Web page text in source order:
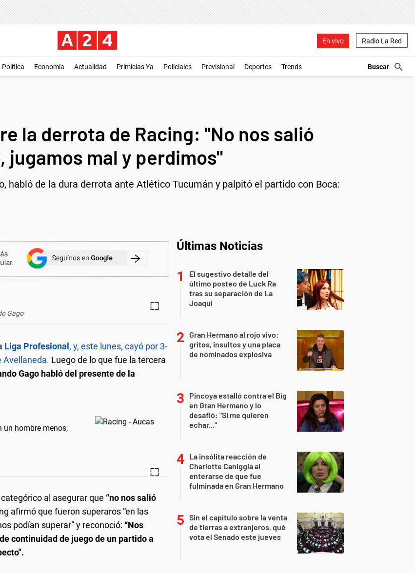
En vivo Radio La Red
Política Economía Actualidad Primicias Ya Policiales Previsional Deportes Trends
la derrota de Racing: "No nos salió
jugamos mal y perdimos"
habló de la dura derrota ante Atlético Tucumán y palpitó el partido con Boca:
Gago
Liga Profesional, y, este lunes, cayó por 3-
Avellaneda. Luego de lo que fue la tercera
Gago habló del presente de la
un hombre menos,
al asegurar que “no nos salió
afirmó que fueron superaros “en las
podían superar” y reconoció: “Nos
continuidad de juego de un partido a
Últimas Noticias
El sugestivo detalle del
último posteo de Luck Ra
tras su separación de La
Joaqui
Gran Hermano al rojo vivo:
gritos, insultos y una placa
de nominados explosiva
Pincoya estalló contra el Big
en Gran Hermano y lo
desafió: "Si me quieren
echar..."
La insólita reacción de
Charlotte Caniggia al
enterarse de que fue
fulminada en Gran Hermano
Sin el capítulo sobre la venta
de tierras a extranjeros, qué
vota el Senado este jueves